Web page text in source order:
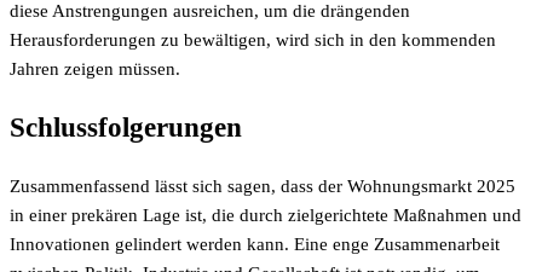
diese Anstrengungen ausreichen, um die drängenden
Herausforderungen zu bewältigen, wird sich in den kommenden
Jahren zeigen müssen.
Schlussfolgerungen
Zusammenfassend lässt sich sagen, dass der Wohnungsmarkt 2025
in einer prekären Lage ist, die durch zielgerichtete Maßnahmen und
Innovationen gelindert werden kann. Eine enge Zusammenarbeit